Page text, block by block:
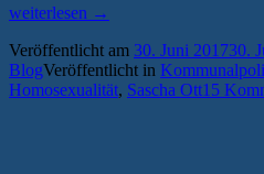
„Sascha
(CDU):
„Ehe
für
weiterlesen →
Veröffentlicht am 30. Juni 201730.
BlogVeröffentlicht in
Homosexualität, Sascha Ott15